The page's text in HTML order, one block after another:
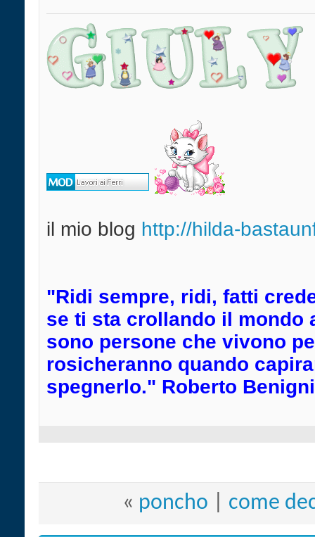
il mio blog http://hilda-
"Ridi sempre, ridi, fatti
se ti sta crollando il mondo
sono persone che vivono
rosicheranno quando
spegnerlo." Roberto Benigni
« poncho come